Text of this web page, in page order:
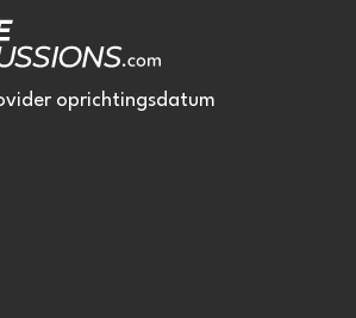
oprichtingsdatum